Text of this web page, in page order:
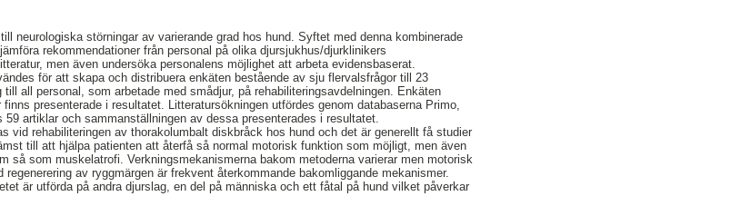
neurologiska störningar av varierande grad hos hund. Syftet med denna kombinerade
rekommendationer från personal på olika djursjukhus/djurklinikers
men även undersöka personalens möjlighet att arbeta evidensbaserat.
för att skapa och distribuera enkäten bestående av sju flervalsfrågor till 23
all personal, som arbetade med smådjur, på rehabiliteringsavdelningen. Enkäten
presenterade i resultatet. Litteratursökningen utfördes genom databaserna Primo,
artiklar och sammanställningen av dessa presenterades i resultatet.
vid rehabiliteringen av thorakolumbalt diskbråck hos hund och det är generellt få studier
till att hjälpa patienten att återfå så normal motorisk funktion som möjligt, men även
så som muskelatrofi. Verkningsmekanismerna bakom metoderna varierar men motorisk
av ryggmärgen är frekvent återkommande bakomliggande mekanismer.
är utförda på andra djurslag, en del på människa och ett fåtal på hund vilket påverkar